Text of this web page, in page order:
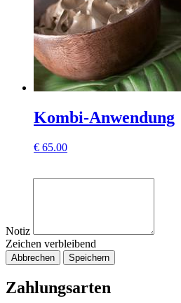
Kombi-Anwendung
€ 65.00
Notiz
Zeichen verbleibend
Abbrechen Speichern
Zahlungsarten